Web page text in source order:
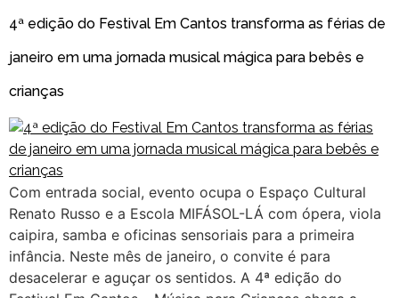
4ª edição do Festival Em Cantos transforma as férias de
janeiro em uma jornada musical mágica para bebês e
crianças
Com entrada social, evento ocupa o Espaço Cultural
Renato Russo e a Escola MIFÁSOL-LÁ com ópera, viola
caipira, samba e oficinas sensoriais para a primeira
infância. Neste mês de janeiro, o convite é para
desacelerar e aguçar os sentidos. A 4ª edição do